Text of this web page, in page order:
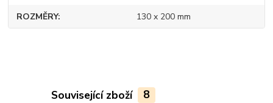
ROZMĚRY 130 x 200 mm
Související zboží 8